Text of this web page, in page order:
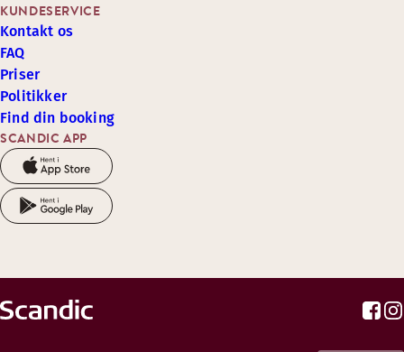
SCANDIC APP
KUNDESERVICE
Kontakt os
FAQ
Priser
Politikker
Find din booking